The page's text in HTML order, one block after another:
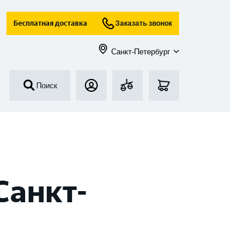
Бесплатная доставка Заказать звонок
Санкт-Петербург
Поиск